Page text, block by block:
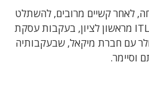
לאחר קשיים מרובים, להשתלט
על חברת אלקטרואופטיקה ITL מראשון לציון, בעקבות עסקת
87 מיליון דולר עם חברת מיקאל, שבעקבותיה
וסיימר.